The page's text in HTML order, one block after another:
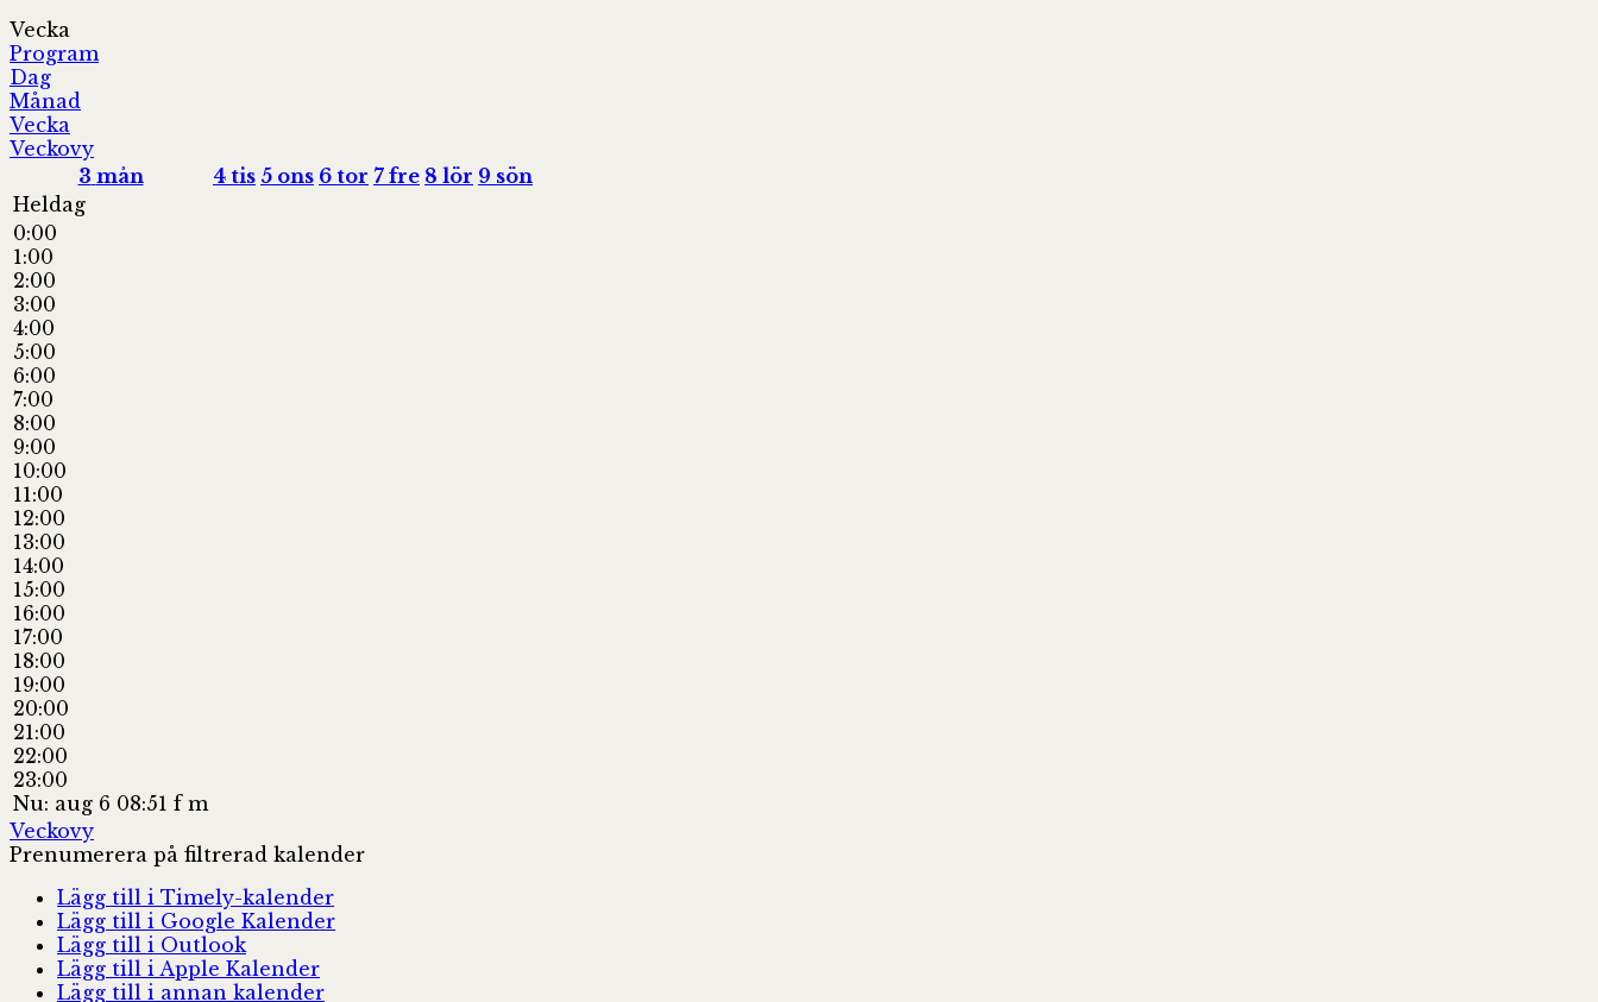
Vecka
Program
Dag
Månad
Vecka
Veckovy
3 mån 4 tis 5 ons 6 tor 7 fre 8 lör 9 sön
Heldag
0:00
1:00
2:00
3:00
4:00
5:00
6:00
7:00
8:00
9:00
10:00
11:00
12:00
13:00
14:00
15:00
16:00
17:00
18:00
19:00
20:00
21:00
22:00
23:00
Nu: aug 6 08:51 f m
Veckovy
Prenumerera på filtrerad kalender
Lägg till i Timely-kalender
Lägg till i Google Kalender
Lägg till i Outlook
Lägg till i Apple Kalender
Lägg till i annan kalender